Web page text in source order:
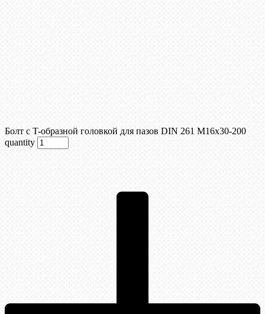
Болт с T-образной головкой для пазов DIN 261 М16х30-200
quantity